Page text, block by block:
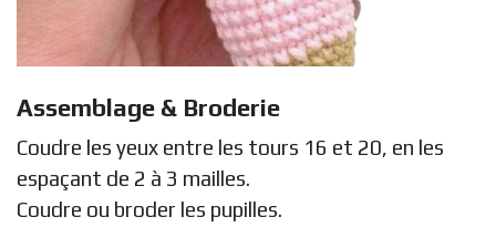
Assemblage & Broderie
Coudre les yeux entre les tours 16 et 20, en les
espaçant de 2 à 3 mailles.
Coudre ou broder les pupilles.